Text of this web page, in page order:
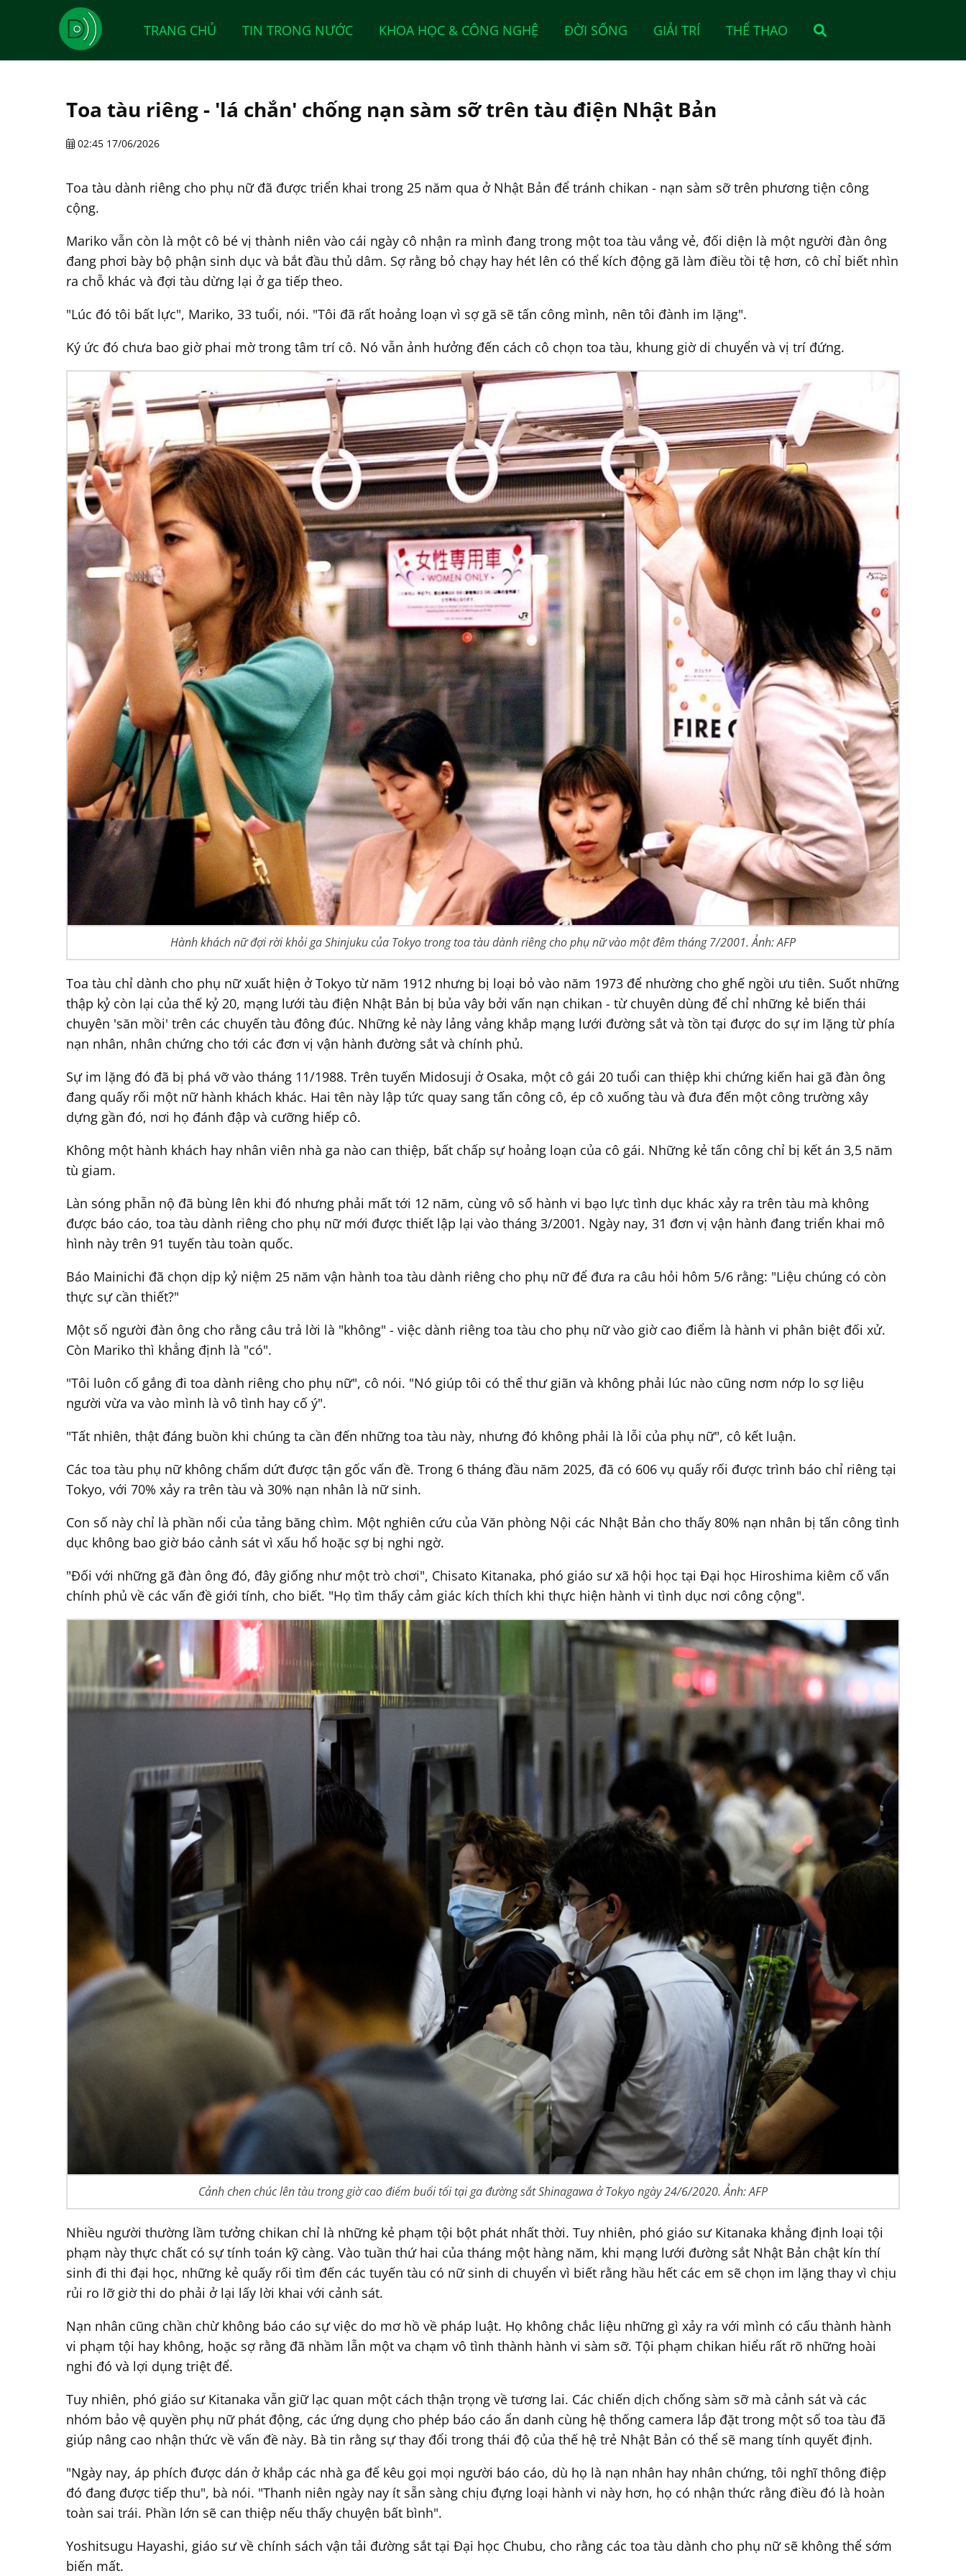
TRANG CHỦ TIN TRONG NƯỚC KHOA HỌC & CÔNG NGHỆ ĐỜI SỐNG GIẢI TRÍ THỂ THAO
Toa tàu riêng - 'lá chắn' chống nạn sàm sỡ trên tàu điện Nhật Bản
02:45 17/06/2026
Toa tàu dành riêng cho phụ nữ đã được triển khai trong 25 năm qua ở Nhật Bản để tránh chikan - nạn sàm sỡ trên phương tiện công
cộng.
Mariko vẫn còn là một cô bé vị thành niên vào cái ngày cô nhận ra mình đang trong một toa tàu vắng vẻ, đối diện là một người đàn ông
đang phơi bày bộ phận sinh dục và bắt đầu thủ dâm. Sợ rằng bỏ chạy hay hét lên có thể kích động gã làm điều tồi tệ hơn, cô chỉ biết nhìn
ra chỗ khác và đợi tàu dừng lại ở ga tiếp theo.
"Lúc đó tôi bất lực", Mariko, 33 tuổi, nói. "Tôi đã rất hoảng loạn vì sợ gã sẽ tấn công mình, nên tôi đành im lặng".
Ký ức đó chưa bao giờ phai mờ trong tâm trí cô. Nó vẫn ảnh hưởng đến cách cô chọn toa tàu, khung giờ di chuyển và vị trí đứng.
Hành khách nữ đợi rời khỏi ga Shinjuku của Tokyo trong toa tàu dành riêng cho phụ nữ vào một đêm tháng 7/2001. Ảnh: AFP
Toa tàu chỉ dành cho phụ nữ xuất hiện ở Tokyo từ năm 1912 nhưng bị loại bỏ vào năm 1973 để nhường cho ghế ngồi ưu tiên. Suốt những
thập kỷ còn lại của thế kỷ 20, mạng lưới tàu điện Nhật Bản bị bủa vây bởi vấn nạn chikan - từ chuyên dùng để chỉ những kẻ biến thái
chuyên 'săn mồi' trên các chuyến tàu đông đúc. Những kẻ này lảng vảng khắp mạng lưới đường sắt và tồn tại được do sự im lặng từ phía
nạn nhân, nhân chứng cho tới các đơn vị vận hành đường sắt và chính phủ.
Sự im lặng đó đã bị phá vỡ vào tháng 11/1988. Trên tuyến Midosuji ở Osaka, một cô gái 20 tuổi can thiệp khi chứng kiến hai gã đàn ông
đang quấy rối một nữ hành khách khác. Hai tên này lập tức quay sang tấn công cô, ép cô xuống tàu và đưa đến một công trường xây
dựng gần đó, nơi họ đánh đập và cưỡng hiếp cô.
Không một hành khách hay nhân viên nhà ga nào can thiệp, bất chấp sự hoảng loạn của cô gái. Những kẻ tấn công chỉ bị kết án 3,5 năm
tù giam.
Làn sóng phẫn nộ đã bùng lên khi đó nhưng phải mất tới 12 năm, cùng vô số hành vi bạo lực tình dục khác xảy ra trên tàu mà không
được báo cáo, toa tàu dành riêng cho phụ nữ mới được thiết lập lại vào tháng 3/2001. Ngày nay, 31 đơn vị vận hành đang triển khai mô
hình này trên 91 tuyến tàu toàn quốc.
Báo Mainichi đã chọn dịp kỷ niệm 25 năm vận hành toa tàu dành riêng cho phụ nữ để đưa ra câu hỏi hôm 5/6 rằng: "Liệu chúng có còn
thực sự cần thiết?"
Một số người đàn ông cho rằng câu trả lời là "không" - việc dành riêng toa tàu cho phụ nữ vào giờ cao điểm là hành vi phân biệt đối xử.
Còn Mariko thì khẳng định là "có".
"Tôi luôn cố gắng đi toa dành riêng cho phụ nữ", cô nói. "Nó giúp tôi có thể thư giãn và không phải lúc nào cũng nơm nớp lo sợ liệu
người vừa va vào mình là vô tình hay cố ý".
"Tất nhiên, thật đáng buồn khi chúng ta cần đến những toa tàu này, nhưng đó không phải là lỗi của phụ nữ", cô kết luận.
Các toa tàu phụ nữ không chấm dứt được tận gốc vấn đề. Trong 6 tháng đầu năm 2025, đã có 606 vụ quấy rối được trình báo chỉ riêng tại
Tokyo, với 70% xảy ra trên tàu và 30% nạn nhân là nữ sinh.
Con số này chỉ là phần nổi của tảng băng chìm. Một nghiên cứu của Văn phòng Nội các Nhật Bản cho thấy 80% nạn nhân bị tấn công tình
dục không bao giờ báo cảnh sát vì xấu hổ hoặc sợ bị nghi ngờ.
"Đối với những gã đàn ông đó, đây giống như một trò chơi", Chisato Kitanaka, phó giáo sư xã hội học tại Đại học Hiroshima kiêm cố vấn
chính phủ về các vấn đề giới tính, cho biết. "Họ tìm thấy cảm giác kích thích khi thực hiện hành vi tình dục nơi công cộng".
Cảnh chen chúc lên tàu trong giờ cao điểm buổi tối tại ga đường sắt Shinagawa ở Tokyo ngày 24/6/2020. Ảnh: AFP
Nhiều người thường lầm tưởng chikan chỉ là những kẻ phạm tội bột phát nhất thời. Tuy nhiên, phó giáo sư Kitanaka khẳng định loại tội
phạm này thực chất có sự tính toán kỹ càng. Vào tuần thứ hai của tháng một hàng năm, khi mạng lưới đường sắt Nhật Bản chật kín thí
sinh đi thi đại học, những kẻ quấy rối tìm đến các tuyến tàu có nữ sinh di chuyển vì biết rằng hầu hết các em sẽ chọn im lặng thay vì chịu
rủi ro lỡ giờ thi do phải ở lại lấy lời khai với cảnh sát.
Nạn nhân cũng chần chừ không báo cáo sự việc do mơ hồ về pháp luật. Họ không chắc liệu những gì xảy ra với mình có cấu thành hành
vi phạm tội hay không, hoặc sợ rằng đã nhầm lẫn một va chạm vô tình thành hành vi sàm sỡ. Tội phạm chikan hiểu rất rõ những hoài
nghi đó và lợi dụng triệt để.
Tuy nhiên, phó giáo sư Kitanaka vẫn giữ lạc quan một cách thận trọng về tương lai. Các chiến dịch chống sàm sỡ mà cảnh sát và các
nhóm bảo vệ quyền phụ nữ phát động, các ứng dụng cho phép báo cáo ẩn danh cùng hệ thống camera lắp đặt trong một số toa tàu đã
giúp nâng cao nhận thức về vấn đề này. Bà tin rằng sự thay đổi trong thái độ của thế hệ trẻ Nhật Bản có thể sẽ mang tính quyết định.
"Ngày nay, áp phích được dán ở khắp các nhà ga để kêu gọi mọi người báo cáo, dù họ là nạn nhân hay nhân chứng, tôi nghĩ thông điệp
đó đang được tiếp thu", bà nói. "Thanh niên ngày nay ít sẵn sàng chịu đựng loại hành vi này hơn, họ có nhận thức rằng điều đó là hoàn
toàn sai trái. Phần lớn sẽ can thiệp nếu thấy chuyện bất bình".
Yoshitsugu Hayashi, giáo sư về chính sách vận tải đường sắt tại Đại học Chubu, cho rằng các toa tàu dành cho phụ nữ sẽ không thể sớm
biến mất.